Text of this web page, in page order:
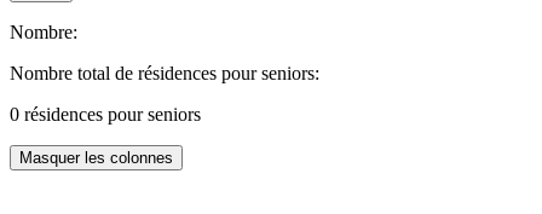
Nombre:
Nombre total de résidences pour seniors:
0 résidences pour seniors
Masquer les colonnes